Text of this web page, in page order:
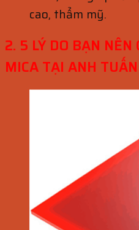
cao, thẩm mỹ.
2. 5 LÝ DO BẠN NÊN
MICA TẠI ANH TUẤN